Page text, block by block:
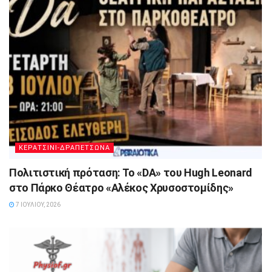
ΚΕΡΑΤΣΙΝΙ-ΔΡΑΠΕΤΣΩΝΑ
Πολιτιστική πρόταση: Το «DA» του Hugh Leonard
στο Πάρκο Θέατρο «Αλέκος Χρυσοστομίδης»
7 ΙΟΥΛΊΟΥ, 2026